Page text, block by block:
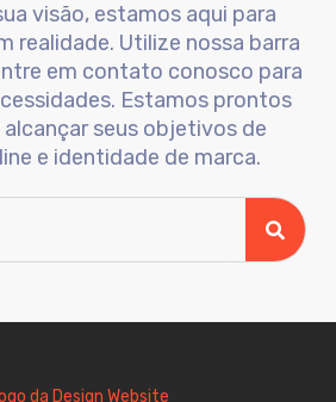
visão, estamos aqui para
realidade. Utilize nossa barra
em contato conosco para
Estamos prontos
alcançar seus objetivos de
e identidade de marca.